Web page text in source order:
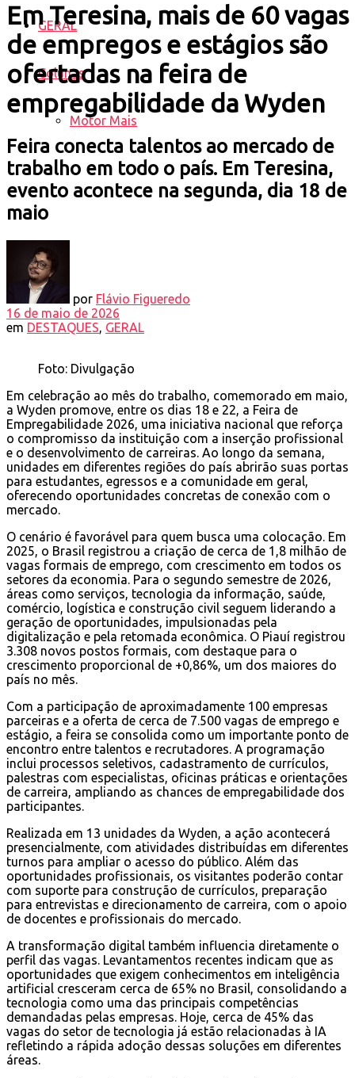
GERAL
Colunas
Motor Mais
Em Teresina, mais de 60 vagas
de empregos e estágios são
ofertadas na feira de
empregabilidade da Wyden
Feira conecta talentos ao mercado de
trabalho em todo o país. Em Teresina,
evento acontece na segunda, dia 18 de
maio
por Flávio Figueredo
16 de maio de 2026
em DESTAQUES, GERAL
Foto: Divulgação
Em celebração ao mês do trabalho, comemorado em maio,
a Wyden promove, entre os dias 18 e 22, a Feira de
Empregabilidade 2026, uma iniciativa nacional que reforça
o compromisso da instituição com a inserção profissional
e o desenvolvimento de carreiras. Ao longo da semana,
unidades em diferentes regiões do país abrirão suas portas
para estudantes, egressos e a comunidade em geral,
oferecendo oportunidades concretas de conexão com o
mercado.
O cenário é favorável para quem busca uma colocação. Em
2025, o Brasil registrou a criação de cerca de 1,8 milhão de
vagas formais de emprego, com crescimento em todos os
setores da economia. Para o segundo semestre de 2026,
áreas como serviços, tecnologia da informação, saúde,
comércio, logística e construção civil seguem liderando a
geração de oportunidades, impulsionadas pela
digitalização e pela retomada econômica. O Piauí registrou
3.308 novos postos formais, com destaque para o
crescimento proporcional de +0,86%, um dos maiores do
país no mês.
Com a participação de aproximadamente 100 empresas
parceiras e a oferta de cerca de 7.500 vagas de emprego e
estágio, a feira se consolida como um importante ponto de
encontro entre talentos e recrutadores. A programação
inclui processos seletivos, cadastramento de currículos,
palestras com especialistas, oficinas práticas e orientações
de carreira, ampliando as chances de empregabilidade dos
participantes.
Realizada em 13 unidades da Wyden, a ação acontecerá
presencialmente, com atividades distribuídas em diferentes
turnos para ampliar o acesso do público. Além das
oportunidades profissionais, os visitantes poderão contar
com suporte para construção de currículos, preparação
para entrevistas e direcionamento de carreira, com o apoio
de docentes e profissionais do mercado.
A transformação digital também influencia diretamente o
perfil das vagas. Levantamentos recentes indicam que as
oportunidades que exigem conhecimentos em inteligência
artificial cresceram cerca de 65% no Brasil, consolidando a
tecnologia como uma das principais competências
demandadas pelas empresas. Hoje, cerca de 45% das
vagas do setor de tecnologia já estão relacionadas à IA
refletindo a rápida adoção dessas soluções em diferentes
áreas.